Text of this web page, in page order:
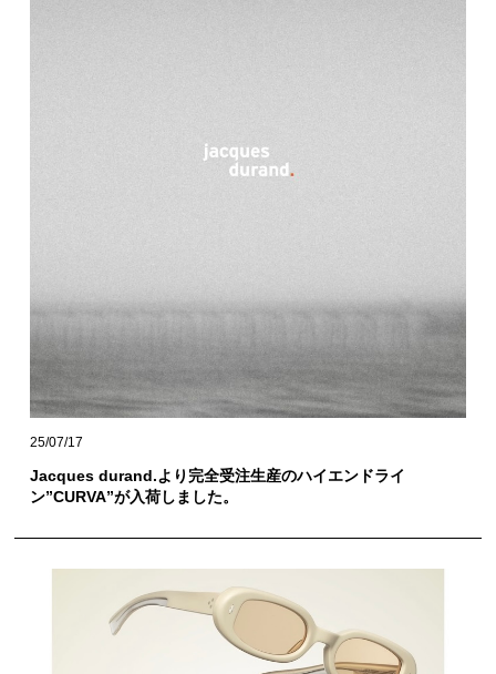
25/07/17
Jacques durand.より完全受注生産のハイエンドライ
ン”CURVA”が入荷しました。